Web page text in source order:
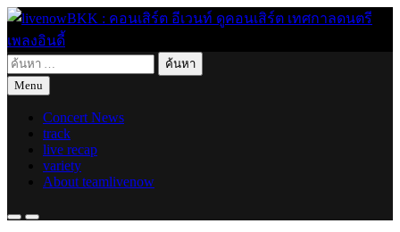
Skip
content
livenowBKK : คอนเสิร์ต อีเวนท์ ดูคอนเสิร์ต เทศกาลดนตรี เพลง
อินดี้
live for today
ค้นหา
สำหรับ:
Menu
Concert News
track
live recap
variety
About teamlivenow